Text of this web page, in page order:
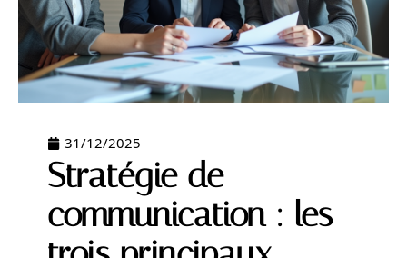
31/12/2025
Stratégie de
communication : les